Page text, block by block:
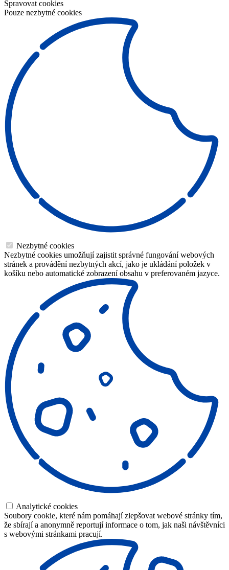
Spravovat cookies
Pouze nezbytné cookies
Nezbytné cookies
Nezbytné cookies umožňují zajistit správné fungování webových
stránek a provádění nezbytných akcí, jako je ukládání položek v
košíku nebo automatické zobrazení obsahu v preferovaném jazyce.
Analytické cookies
Soubory cookie, které nám pomáhají zlepšovat webové stránky tím,
že sbírají a anonymně reportují informace o tom, jak naši návštěvníci
s webovými stránkami pracují.